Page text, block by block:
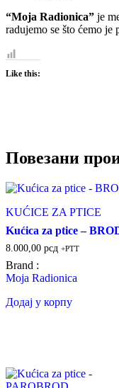
“Moja Radionica” je
radujemo se što ćemo je
Like this:
Повезани
KUĆICE ZA PTICE
Kućica za ptice –
8.000,00 рсд +PTT
Brand :
Moja Radionica
Додај у корпу